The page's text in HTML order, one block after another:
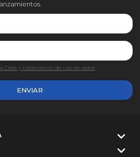
ENVIAR
Data y tratamiento de uso de datos